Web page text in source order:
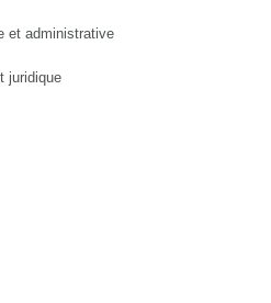
et administrative
juridique